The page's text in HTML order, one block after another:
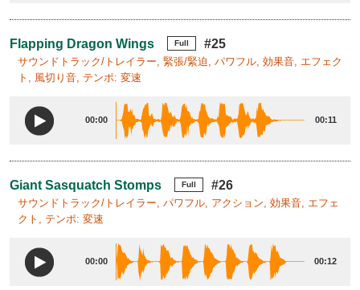
Flapping Dragon Wings Full #25
サウンドトラック/トレイラー, 緊張/緊迫, パワフル, 効果音, エフェク
ト, 風切り音, テンポ: 変速
00:00 00:11
Giant Sasquatch Stomps Full #26
サウンドトラック/トレイラー, パワフル, アクション, 効果音, エフェ
クト, テンポ: 変速
00:00 00:12